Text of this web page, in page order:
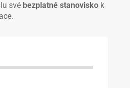
své bezplatné stanoviskok